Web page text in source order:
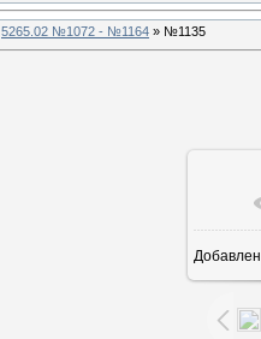
5265.02 №1072 - №1164 » №1135